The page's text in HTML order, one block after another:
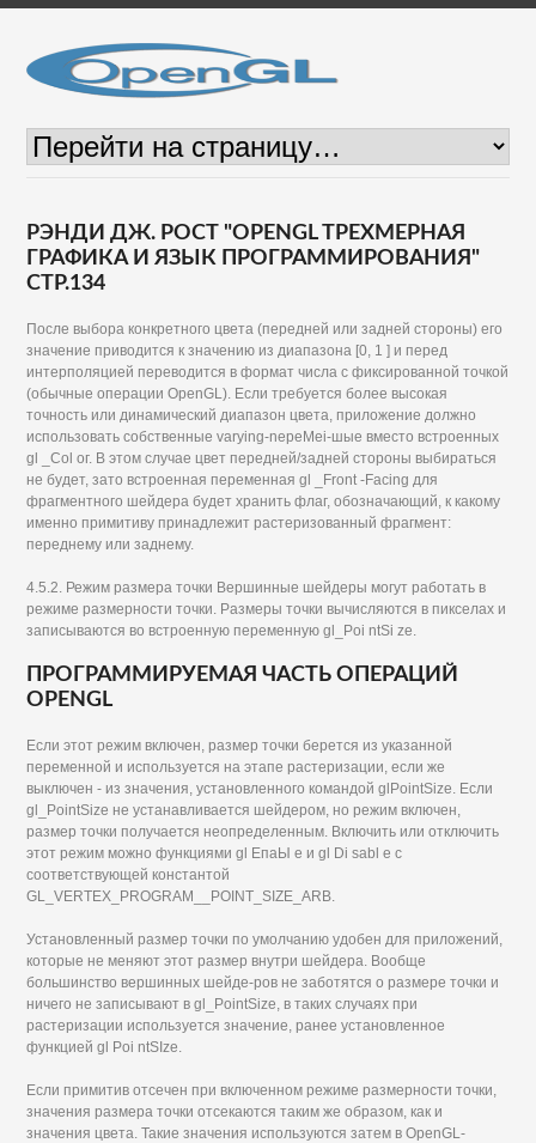
РЭНДИ ДЖ. РОСТ "OPENGL ТРЕХМЕРНАЯ
ГРАФИКА И ЯЗЫК ПРОГРАММИРОВАНИЯ"
СТР.134
После выбора конкретного цвета (передней или задней стороны) его
значение приводится к значению из диапазона [0, 1 ] и перед
интерполяцией переводится в формат числа с фиксированной точкой
(обычные операции OpenGL). Если требуется более высокая
точность или динамический диапазон цвета, приложение должно
использовать собственные varying-nepeMei-шые вместо встроенных
gl _Col ог. В этом случае цвет передней/задней стороны выбираться
не будет, зато встроенная переменная gl _Front -Facing для
фрагментного шейдера будет хранить флаг, обозначающий, к какому
именно примитиву принадлежит растеризованный фрагмент:
переднему или заднему.
4.5.2. Режим размера точки Вершинные шейдеры могут работать в
режиме размерности точки. Размеры точки вычисляются в пикселах и
записываются во встроенную переменную gl_Poi ntSi ze.
ПРОГРАММИРУЕМАЯ ЧАСТЬ ОПЕРАЦИЙ
OPENGL
Если этот режим включен, размер точки берется из указанной
переменной и используется на этапе растеризации, если же
выключен - из значения, установленного командой glPointSize. Если
gl_PointSize не устанавливается шейдером, но режим включен,
размер точки получается неопределенным. Включить или отключить
этот режим можно функциями gl ЕпаЫ е и gl Di sabl е с
соответствующей константой
GL_VERTEX_PROGRAM__POINT_SIZE_ARB.
Установленный размер точки по умолчанию удобен для приложений,
которые не меняют этот размер внутри шейдера. Вообще
большинство вершинных шейде-ров не заботятся о размере точки и
ничего не записывают в gl_PointSize, в таких случаях при
растеризации используется значение, ранее установленное
функцией gl Poi ntSIze.
Если примитив отсечен при включенном режиме размерности точки,
значения размера точки отсекаются таким же образом, как и
значения цвета. Такие значения используются затем в OpenGL-